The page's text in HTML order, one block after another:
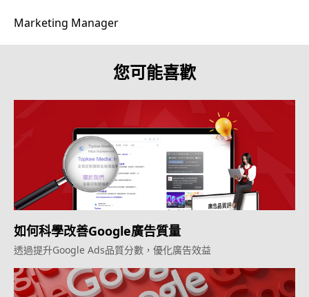
Marketing Manager
您可能喜歡
如何科學改善Google廣告質量
透過提升Google Ads品質分數，優化廣告效益